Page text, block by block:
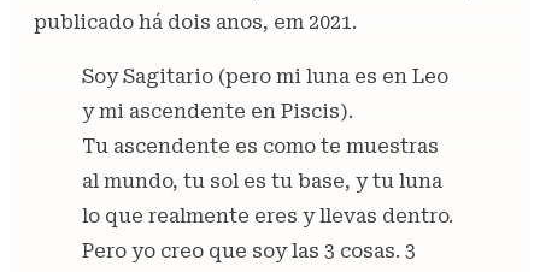
publicado há dois anos, em 2021.
Soy Sagitario (pero mi luna es en Leo
y mi ascendente en Piscis).
Tu ascendente es como te muestras
al mundo, tu sol es tu base, y tu luna
lo que realmente eres y llevas dentro.
Pero yo creo que soy las 3 cosas. 3